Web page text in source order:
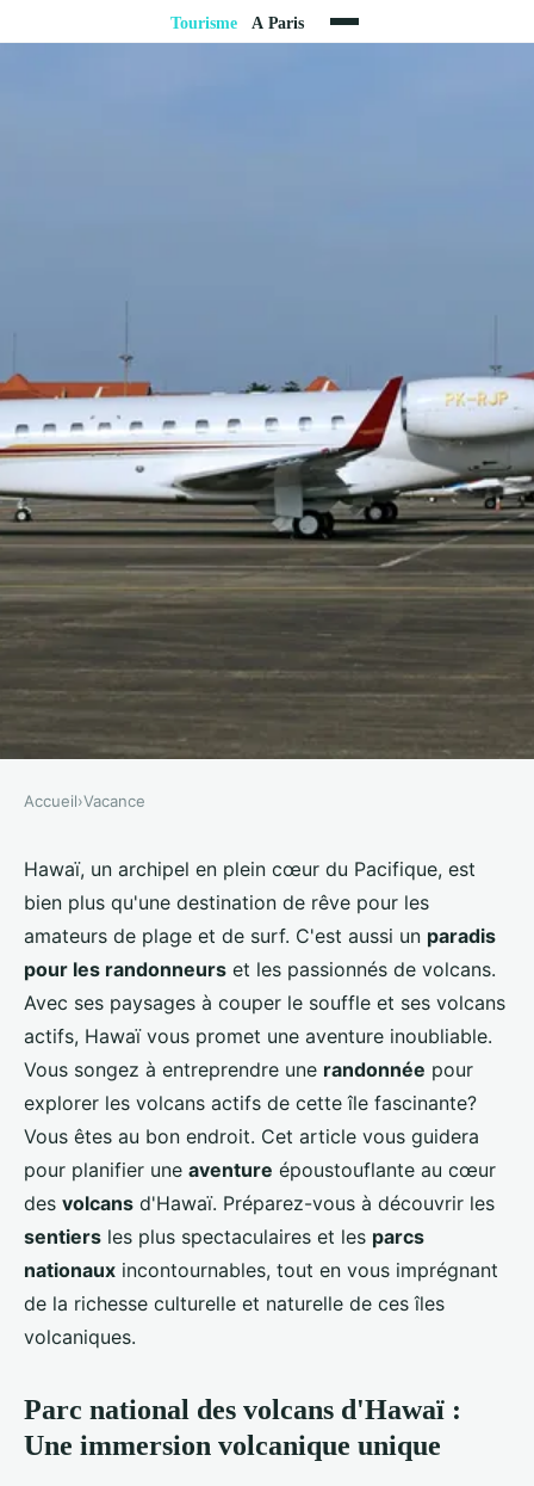
Comment planifier une
randonnée pour explorer les
volcans actifs d'Hawaï, USA?
Louna •15 juillet 2024•7 min de lecture
Accueil›Vacance
Hawaï, un archipel en plein cœur du Pacifique, est
bien plus qu'une destination de rêve pour les
amateurs de plage et de surf. C'est aussi un paradis
pour les randonneurs et les passionnés de volcans.
Avec ses paysages à couper le souffle et ses volcans
actifs, Hawaï vous promet une aventure inoubliable.
Vous songez à entreprendre une randonnée pour
explorer les volcans actifs de cette île fascinante?
Vous êtes au bon endroit. Cet article vous guidera
pour planifier une aventure époustouflante au cœur
des volcans d'Hawaï. Préparez-vous à découvrir les
sentiers les plus spectaculaires et les parcs
nationaux incontournables, tout en vous imprégnant
de la richesse culturelle et naturelle de ces îles
volcaniques.
Parc national des volcans d'Hawaï :
Une immersion volcanique unique